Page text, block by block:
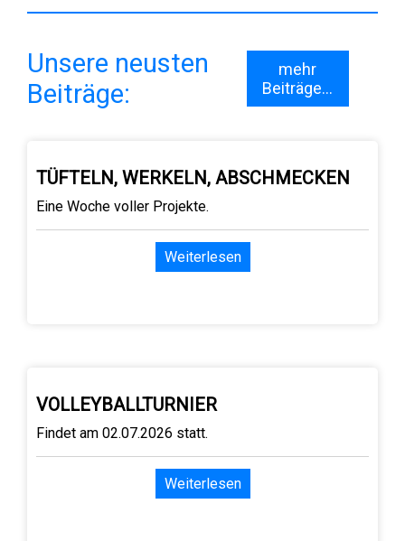
Unsere neusten
Beiträge:
mehr
Beiträge...
TÜFTELN, WERKELN, ABSCHMECKEN
Eine Woche voller Projekte.
Weiterlesen
VOLLEYBALLTURNIER
Findet am 02.07.2026 statt.
Weiterlesen